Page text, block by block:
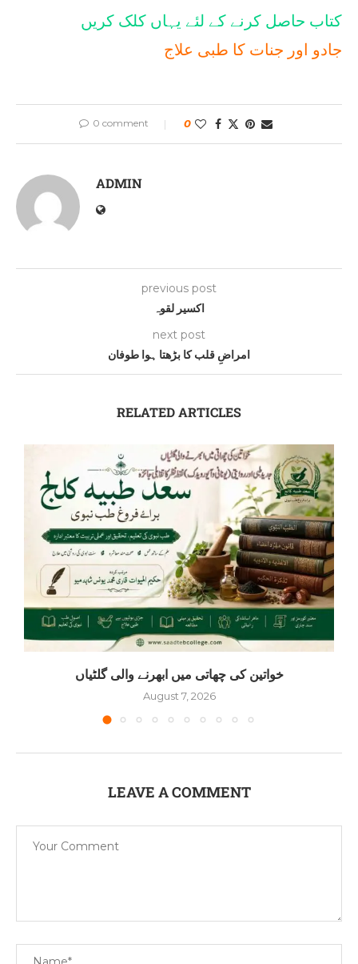
کتاب حاصل کرنے کے لئے یہاں کلک کریں
جادو اور جنات کا طبی علاج
0 comment 0
ADMIN
previous post
اکسیر لقوہ
next post
امراضِ قلب کا بڑھتا ہوا طوفان
RELATED ARTICLES
خواتین کی چھاتی میں ابھرنے والی گلٹیاں
August 7, 2026
LEAVE A COMMENT